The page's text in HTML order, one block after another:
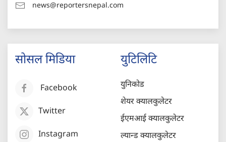
news@reportersnepal.com
सोसल मिडिया
Facebook
Twitter
Instagram
युटिलिटि
युनिकोड
शेयर क्यालकुलेटर
ईएमआई क्यालकुलेटर
ल्यान्ड क्यालकुलेटर